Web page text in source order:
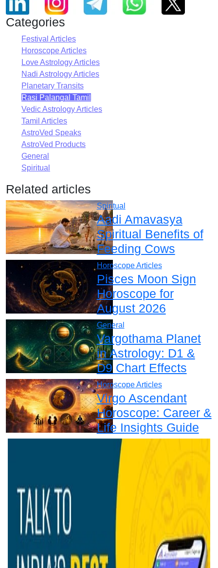
Categories
Festival Articles
Horoscope Articles
Love Astrology Articles
Nadi Astrology Articles
Planetary Transits
Rasi Palangal Tamil
Vedic Astrology Articles
Tamil Articles
AstroVed Speaks
AstroVed Products
General
Spiritual
Related articles
Spiritual
Aadi Amavasya
Spiritual Benefits of
Feeding Cows
Horoscope Articles
Pisces Moon Sign
Horoscope for
August 2026
General
Vargothama Planet
in Astrology: D1 &
D9 Chart Effects
Horoscope Articles
Virgo Ascendant
Horoscope: Career &
Life Insights Guide